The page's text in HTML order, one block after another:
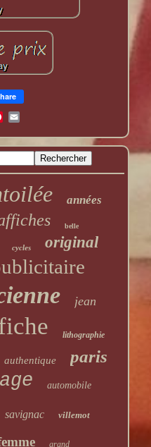
années
belle
cycles original
jean
lithographie
authentique paris
automobile
savignac villemot
grand